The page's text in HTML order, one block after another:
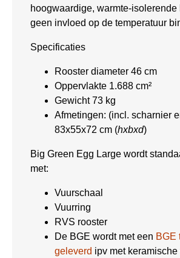
hoogwaardige, warmte-isolerende
geen invloed op de temperatuur
Specificaties
Rooster diameter 46 cm
Oppervlakte 1.688 cm²
Gewicht 73 kg
Afmetingen: (incl. scharnier
83x55x72 cm (hxbxd)
Big Green Egg Large wordt
met:
Vuurschaal
Vuurring
RVS rooster
De BGE wordt met een BGE
geleverd ipv met